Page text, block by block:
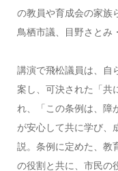
の教員や育成会の家族
鳥栖市議、目野さとみ
講演で飛松議員は、自
案し、可決された「共
れ、「この条例は、障
が安心して共に学び、
説。条例に定めた、教
の役割と共に、市民の